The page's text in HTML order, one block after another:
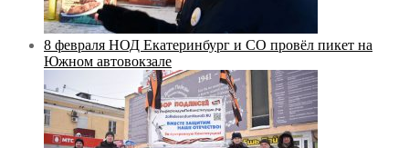
8 февраля НОД Екатеринбург и СО провёл пикет на
Южном автовокзале